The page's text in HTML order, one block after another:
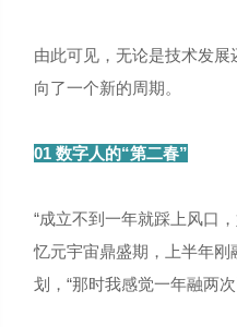
由此可见，无论是技术发
向了一个新的周期。
01 数字人的“第二春”
“成立不到一年就踩上风口
忆元宇宙鼎盛期，上半年
划，“那时我感觉一年融两次